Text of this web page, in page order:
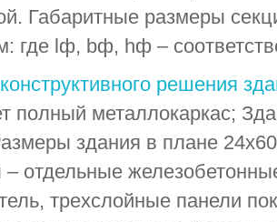
Габаритные размеры
где lф, bф, hф –
решения
полный металлокаркас;
здания в плане
отдельные
трехслойные панели